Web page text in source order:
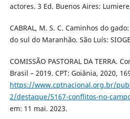
actores. 3 Ed. Buenos Aires:
CABRAL, M. S. C. Caminhos do
do sul do Maranhão. São Luís:
COMISSÃO PASTORAL DA TERRA.
Brasil – 2019. CPT: Goiânia, 2020,
https://www.cptnacional.org.br/
2/destaque/5167-conflitos-no-
em: 11 mai. 2023.